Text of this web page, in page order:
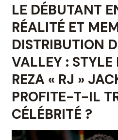
LE DÉBUTANT
RÉALITÉ ET
DISTRIBUTION
VALLEY : STYLE
REZA « RJ »
PROFITE-T-IL
CÉLÉBRITÉ ?